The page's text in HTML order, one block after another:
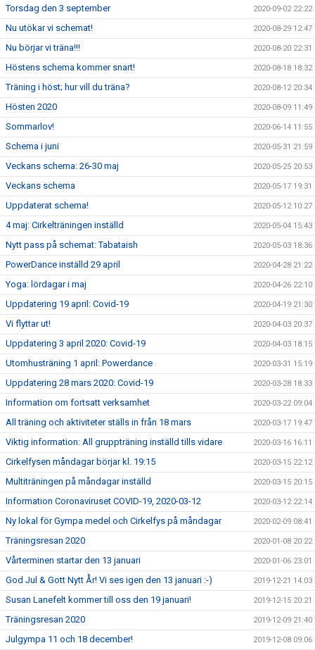
Torsdag den 3 september 2020-09-02 22:22
Nu utökar vi schemat! 2020-08-29 12:47
Nu börjar vi träna!!! 2020-08-20 22:31
Höstens schema kommer snart! 2020-08-18 18:32
Träning i höst; hur vill du träna? 2020-08-12 20:34
Hösten 2020 2020-08-09 11:49
Sommarlov! 2020-06-14 11:55
Schema i juni 2020-05-31 21:59
Veckans schema: 26-30 maj 2020-05-25 20:53
Veckans schema 2020-05-17 19:31
Uppdaterat schema! 2020-05-12 10:27
4 maj: Cirkelträningen inställd 2020-05-04 15:43
Nytt pass på schemat: Tabataish 2020-05-03 18:36
PowerDance inställd 29 april 2020-04-28 21:22
Yoga: lördagar i maj 2020-04-26 22:10
Uppdatering 19 april: Covid-19 2020-04-19 21:30
Vi flyttar ut! 2020-04-03 20:37
Uppdatering 3 april 2020: Covid-19 2020-04-03 18:15
Utomhusträning 1 april: Powerdance 2020-03-31 15:19
Uppdatering 28 mars 2020: Covid-19 2020-03-28 18:33
Information om fortsatt verksamhet 2020-03-22 09:04
All träning och aktiviteter ställs in från 18 mars 2020-03-17 19:47
Viktig information: All gruppträning inställd tills vidare 2020-03-16 16:11
Cirkelfysen måndagar börjar kl. 19:15 2020-03-15 22:12
Multiträningen på måndagar inställd 2020-03-15 20:15
Information Coronaviruset COVID-19, 2020-03-12 2020-03-12 22:14
Ny lokal för Gympa medel och Cirkelfys på måndagar 2020-02-09 08:41
Träningsresan 2020 2020-01-08 20:22
Vårterminen startar den 13 januari 2020-01-06 23:01
God Jul & Gott Nytt År! Vi ses igen den 13 januari :-) 2019-12-21 14:03
Susan Lanefelt kommer till oss den 19 januari! 2019-12-15 20:21
Träningsresan 2020 2019-12-09 21:40
Julgympa 11 och 18 december! 2019-12-08 09:06